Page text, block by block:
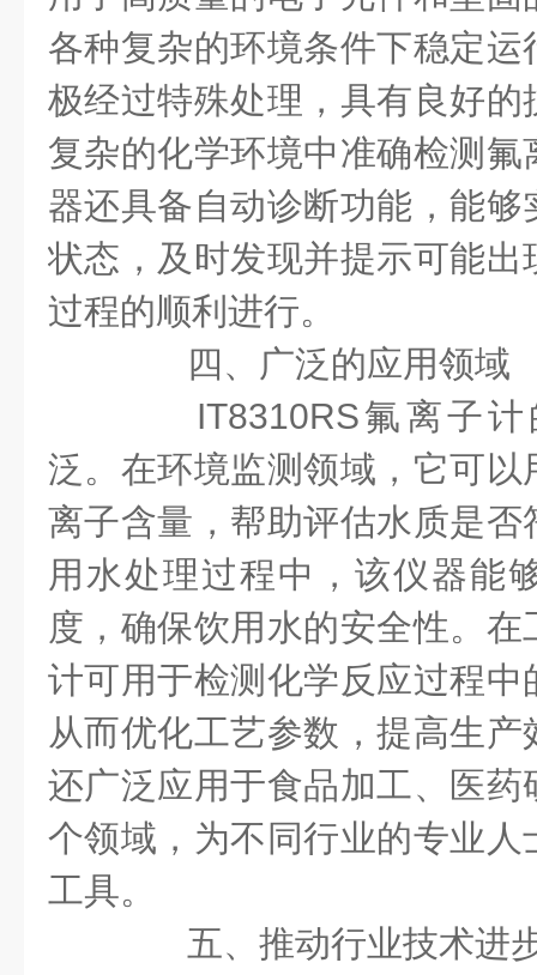
各种复杂的环境条件下稳定
极经过特殊处理，具有良好
复杂的化学环境中准确检测
器还具备自动诊断功能，能
状态，及时发现并提示可能
过程的顺利进行。
四、广泛的应用领域
IT8310RS氟离子计
泛。在环境监测领域，它可
离子含量，帮助评估水质是
用水处理过程中，该仪器能
度，确保饮用水的安全性。
计可用于检测化学反应过程
从而优化工艺参数，提高生
还广泛应用于食品加工、医
个领域，为不同行业的专业
工具。
五、推动行业技术进